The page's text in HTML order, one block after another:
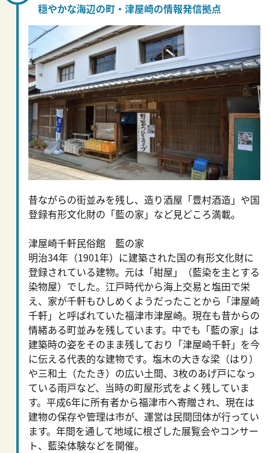
穏やかな海辺の町・津屋崎の情報発信拠点
昔ながらの街並みを残し、造り酒屋「豊村酒造」や国
登録有形文化財の「藍の家」など見どころ満載。
津屋崎千軒民俗館 藍の家
明治34年（1901年）に建築された国の有形文化財に
登録されている建物。元は「紺屋」（藍染を主とする
染物屋）でした。江戸時代から海上交易と塩田で栄
え、家が千軒もひしめくようだったことから「津屋崎
千軒」と呼ばれていた福津市津屋崎。現在も昔からの
情緒ある町並みを残しています。中でも「藍の家」は
建築時の姿をそのまま残しており「津屋崎千軒」を今
に伝える代表的な建物です。塩木の大きな梁（はり）
や三和土（たたき）の広い土間、3枚のあげ戸になっ
ている雨戸など、当時の町屋形式をよく残していま
す。平成6年に所有者から福津市へ寄贈され、現在は
建物の保存や管理は市が、運営は民間団体が行ってい
ます。年間を通して地域に根ざした展覧会やコンサー
ト、藍染体験などを開催。